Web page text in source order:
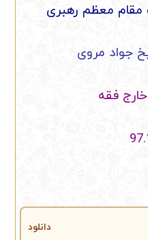
مقام معظم رهبری
جواد مروی
فقه